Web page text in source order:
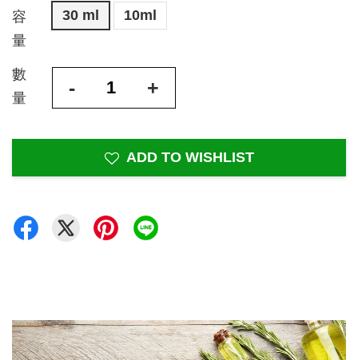
容
量
30 ml 10ml
數
量
- +
ADD TO WISHLIST